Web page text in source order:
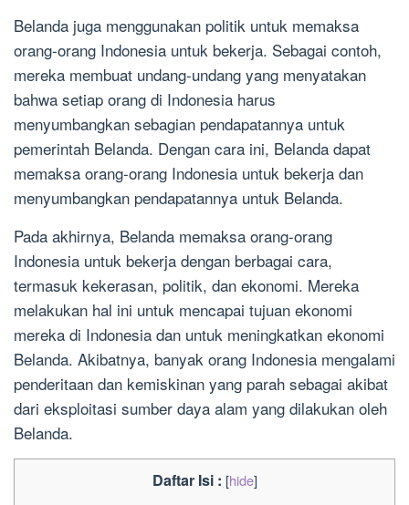
Belanda juga menggunakan politik untuk memaksa
orang-orang Indonesia untuk bekerja. Sebagai contoh,
mereka membuat undang-undang yang menyatakan
bahwa setiap orang di Indonesia harus
menyumbangkan sebagian pendapatannya untuk
pemerintah Belanda. Dengan cara ini, Belanda dapat
memaksa orang-orang Indonesia untuk bekerja dan
menyumbangkan pendapatannya untuk Belanda.
Pada akhirnya, Belanda memaksa orang-orang
Indonesia untuk bekerja dengan berbagai cara,
termasuk kekerasan, politik, dan ekonomi. Mereka
melakukan hal ini untuk mencapai tujuan ekonomi
mereka di Indonesia dan untuk meningkatkan ekonomi
Belanda. Akibatnya, banyak orang Indonesia mengalami
penderitaan dan kemiskinan yang parah sebagai akibat
dari eksploitasi sumber daya alam yang dilakukan oleh
Belanda.
Daftar Isi : [hide]